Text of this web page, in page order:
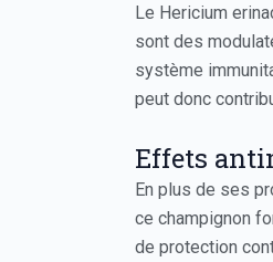
Le Hericium
sont des
système
peut donc
Effets
En plus de ses
ce champignon
de protection